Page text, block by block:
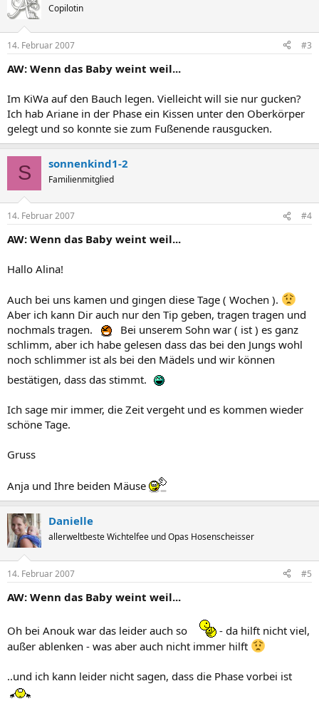
Copilotin
14. Februar 2007 #3
AW: Wenn das Baby weint weil...
Im KiWa auf den Bauch legen. Vielleicht will sie nur gucken?
Ich hab Ariane in der Phase ein Kissen unter den Oberkörper
gelegt und so konnte sie zum Fußenende rausgucken.
S sonnenkind1-2
Familienmitglied
14. Februar 2007 #4
AW: Wenn das Baby weint weil...
Hallo Alina!
Auch bei uns kamen und gingen diese Tage ( Wochen ).
Aber ich kann Dir auch nur den Tip geben, tragen tragen und
nochmals tragen.
Bei unserem Sohn war ( ist ) es ganz
schlimm, aber ich habe gelesen dass das bei den Jungs wohl
noch schlimmer ist als bei den Mädels und wir können
bestätigen, dass das stimmt.
Ich sage mir immer, die Zeit vergeht und es kommen wieder
schöne Tage.
Gruss
Anja und Ihre beiden Mäuse
Danielle
allerweltbeste Wichtelfee und Opas Hosenscheisser
14. Februar 2007 #5
AW: Wenn das Baby weint weil...
Oh bei Anouk war das leider auch so
- da hilft nicht viel,
außer ablenken - was aber auch nicht immer hilft
..und ich kann leider nicht sagen, dass die Phase vorbei ist